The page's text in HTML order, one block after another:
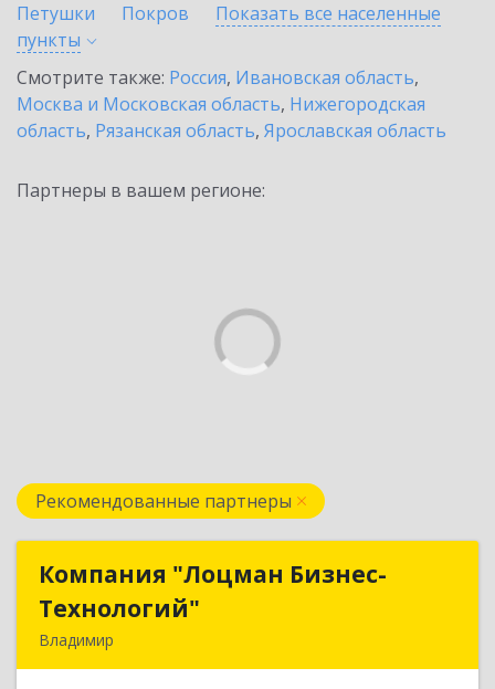
Петушки
Покров
Показать все населенные
пункты
Смотрите также: Россия, Ивановская область,
Москва и Московская область, Нижегородская
область, Рязанская область, Ярославская область
Партнеры в вашем регионе:
Рекомендованные партнеры
Компания "Лоцман Бизнес-
Технологий"
Владимир
Компания "Лоцман Бизнес-